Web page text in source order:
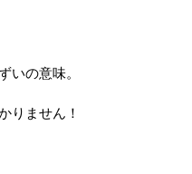
いの意味。
りません！